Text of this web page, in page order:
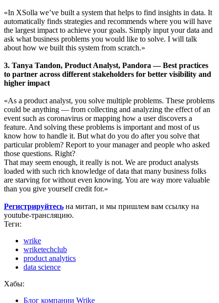
«In XSolla we’ve built a system that helps to find insights in data. It
automatically finds strategies and recommends where you will have
the largest impact to achieve your goals. Simply input your data and
ask what business problems you would like to solve. I will talk
about how we built this system from scratch.»
3. Tanya Tandon, Product Analyst, Pandora — Best practices
to partner across different stakeholders for better visibility and
higher impact
«As a product analyst, you solve multiple problems. These problems
could be anything — from collecting and analyzing the effect of an
event such as coronavirus or mapping how a user discovers a
feature. And solving these problems is important and most of us
know how to handle it. But what do you do after you solve that
particular problem? Report to your manager and people who asked
those questions. Right?
That may seem enough, it really is not. We are product analysts
loaded with such rich knowledge of data that many business folks
are starving for without even knowing. You are way more valuable
than you give yourself credit for.»
Регистрируйтесь на митап, и мы пришлем вам ссылку на
youtube-трансляцию.
Теги:
wrike
wriketechclub
product analytics
data science
Хабы:
Блог компании Wrike